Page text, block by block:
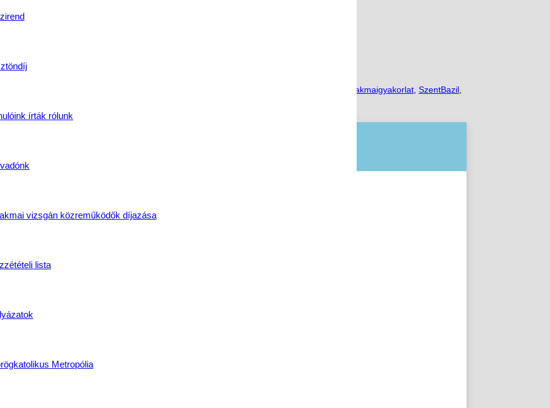
írták rólunk
vizsgán közreműködők díjazása
lista
Metropólia
szakmaigyakorlat SzentBazil
Nap Debrecenben